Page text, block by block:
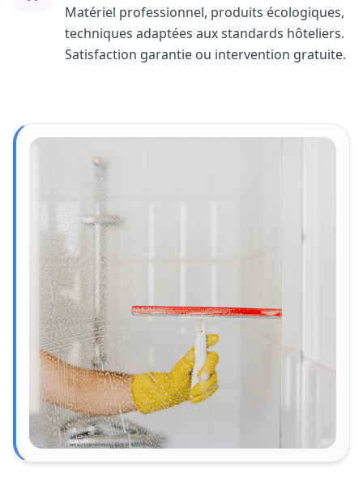
Matériel professionnel, produits écologiques,
techniques adaptées aux standards hôteliers.
Satisfaction garantie ou intervention gratuite.